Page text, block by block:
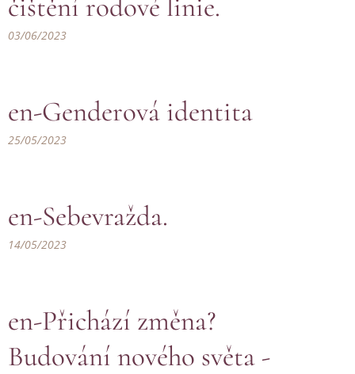
čištění rodové linie.
03/06/2023
en-Genderová identita
25/05/2023
en-Sebevražda.
14/05/2023
en-Přichází změna?
Budování nového světa -